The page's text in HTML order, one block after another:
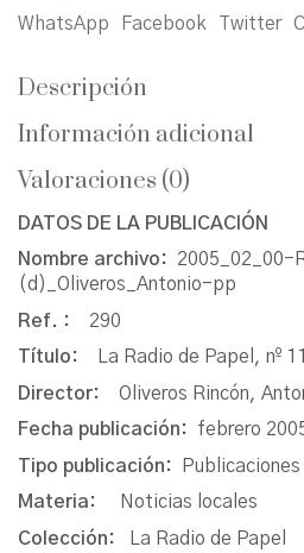
WhatsApp Facebook Twitter
Descripción
Información adicional
Valoraciones (0)
DATOS DE LA PUBLICACIÓN
Nombre archivo: 2005_02_00-
(d)_Oliveros_Antonio-pp
Ref. : 290
Título:
La Radio de Papel, nº
Director: Oliveros Rincón,
Fecha publicación: febrero
Tipo publicación:
Materia:
Noticias locales
Colección:
La Radio de Papel